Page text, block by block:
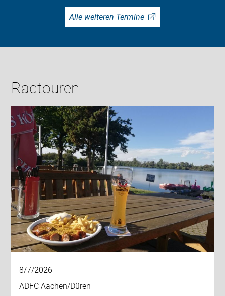
Alle weiteren Termine
Radtouren
8/7/2026
ADFC Aachen/Düren